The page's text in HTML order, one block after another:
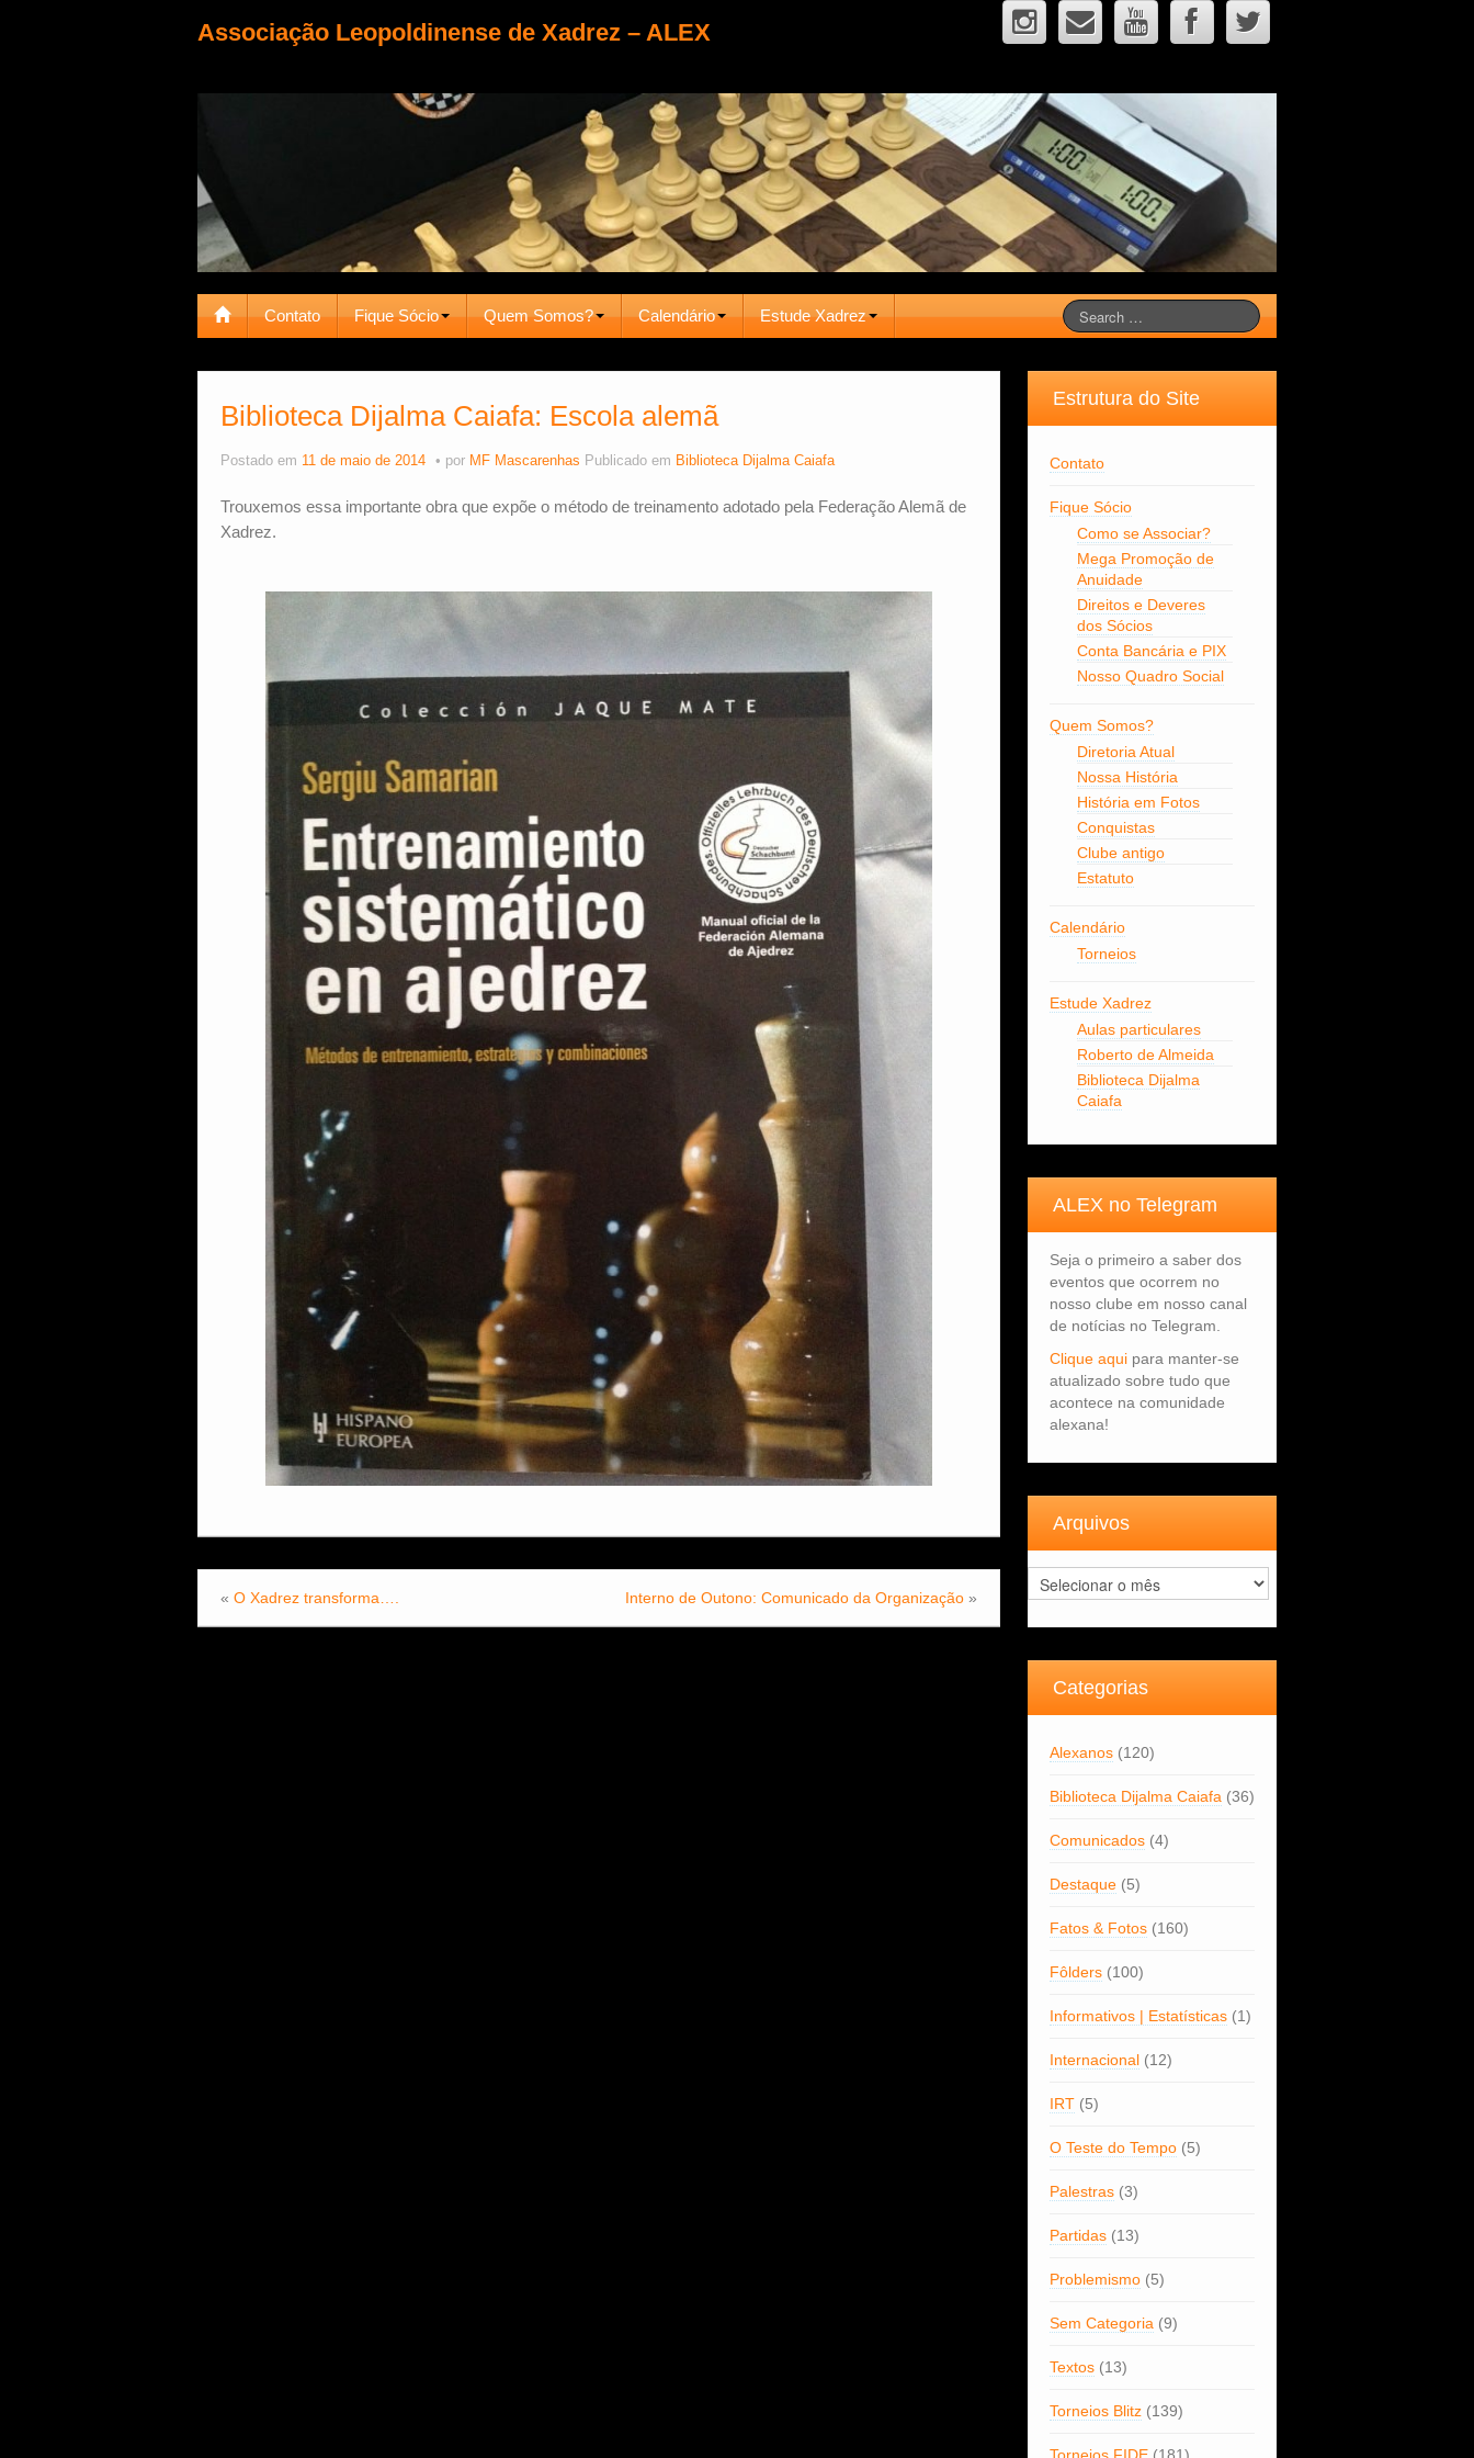
Associação Leopoldinense de Xadrez – ALEX
Contato Fique Sócio Quem Somos? Calendário Estude Xadrez
Biblioteca Dijalma Caiafa: Escola alemã
Postado em 11 de maio de 2014 por MF Mascarenhas Publicado em Biblioteca Dijalma Caiafa
Trouxemos essa importante obra que expõe o método de treinamento adotado pela Federação Alemã de
Xadrez.
« O Xadrez transforma…. Interno de Outono: Comunicado da Organização»
Estrutura do Site
Contato
Fique Sócio
Como se Associar?
Mega Promoção de
Anuidade
Direitos e Deveres
dos Sócios
Conta Bancária e PIX
Nosso Quadro Social
Quem Somos?
Diretoria Atual
Nossa História
História em Fotos
Conquistas
Clube antigo
Estatuto
Calendário
Torneios
Estude Xadrez
Aulas particulares
Roberto de Almeida
Biblioteca Dijalma
Caiafa
ALEX no Telegram
Seja o primeiro a saber dos
eventos que ocorrem no
nosso clube em nosso canal
de notícias no Telegram.
Clique aquipara manter-se
atualizado sobre tudo que
acontece na comunidade
alexana!
Arquivos
Arquivos
Categorias
Alexanos(120)
Biblioteca Dijalma Caiafa(36)
Comunicados(4)
Destaque(5)
Fatos & Fotos(160)
Fôlders(100)
Informativos | Estatísticas(1)
Internacional(12)
IRT(5)
O Teste do Tempo(5)
Palestras(3)
Partidas(13)
Problemismo(5)
Sem Categoria(9)
Textos(13)
Torneios Blitz(139)